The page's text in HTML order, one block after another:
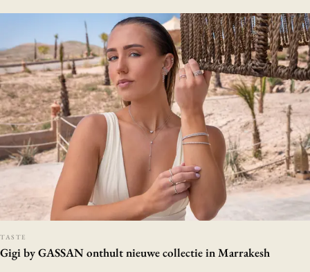
TASTE
Gigi by GASSAN onthult nieuwe collectie in Marrakesh